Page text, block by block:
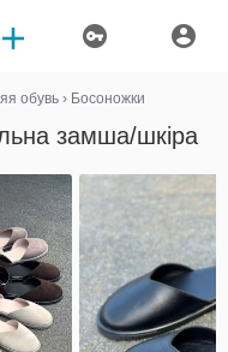
обувь › Босоножки
замша/шкіра